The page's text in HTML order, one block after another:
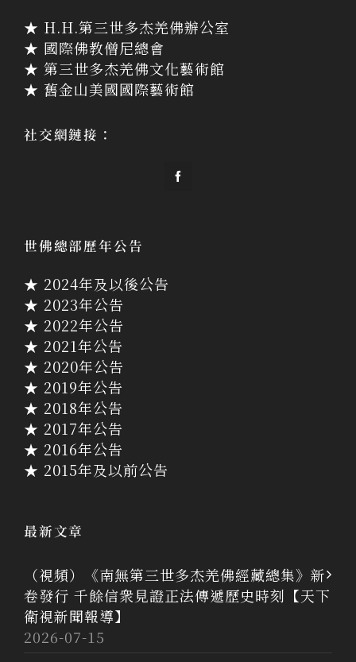
★ H.H.第三世多杰羌佛辦公室
★ 國際佛教僧尼總會
★ 第三世多杰羌佛文化藝術館
★ 舊金山美國國際藝術館
社交網鏈接：
世佛總部歷年公告
★ 2024年及以後公告
★ 2023年公告
★ 2022年公告
★ 2021年公告
★ 2020年公告
★ 2019年公告
★ 2018年公告
★ 2017年公告
★ 2016年公告
★ 2015年及以前公告
最新文章
（視頻）《南無第三世多杰羌佛經藏總集》新
卷發行 千餘信衆見證正法傳遞歷史時刻【天下
衛視新聞報導】
2026-07-15